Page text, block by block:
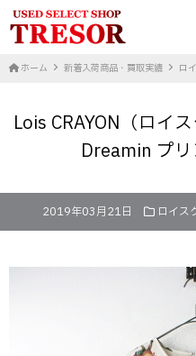
ホーム 新着入荷商品・買取実績 ロ
Lois CRAYON（ロイ
Dreamin プ
2019年03月21日 ロイス